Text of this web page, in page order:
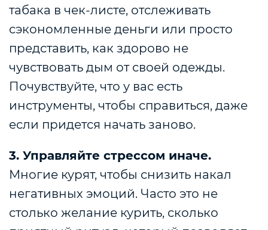
табака в чек-листе, отслеживать
сэкономленные деньги или просто
представить, как здорово не
чувствовать дым от своей одежды.
Почувствуйте, что у вас есть
инструменты, чтобы справиться, даже
если придется начать заново.
3. Управляйте стрессом иначе.
Многие курят, чтобы снизить накал
негативных эмоций. Часто это не
столько желание курить, сколько